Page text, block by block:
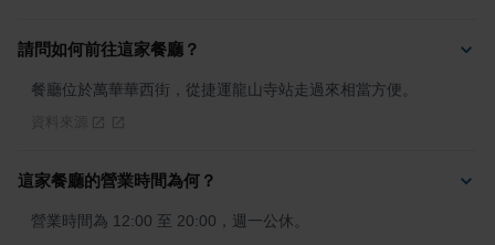
請問如何前往這家餐廳？
餐廳位於萬華華西街，從捷運龍山寺站走過來相當方便。
這家餐廳的營業時間為何？
營業時間為 12:00 至 20:00，週一公休。